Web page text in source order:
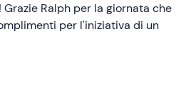
Ralph per la giornata che
per l'iniziativa di un